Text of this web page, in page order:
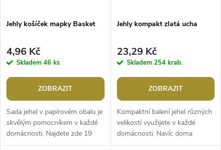
p
r
o
d
u
s
p
r
o
d
u
Jehly košíček mapky Basket
4,96 Kč
Skladem 46 ks
ZOBRAZIT
Sada jehel v papírovém obalu je
skvělým pomocníkem v každé
domácnosti. Najdete zde 19
jehel (v délce 38 mm) a
Jehly kompakt zlatá ucha
23,29 Kč
Skladem 254 krab.
ZOBRAZIT
Kompaktní balení jehel různých
velikostí využijete v každé
domácnosti. Navíc doma
nemusíte mít ani jehelníček,